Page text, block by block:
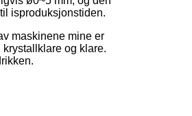
isproduksjonstiden.
maskinene mine er
og klare.